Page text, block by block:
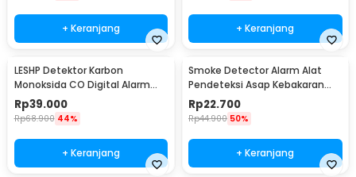
+ Keranjang + Keranjang
LESHP Detektor Karbon
Monoksida CO Digital Alarm
85dB Sensor Gas Rumah -
EN502
Rp39.000
Rp68.900 44%
+ Keranjang
Smoke Detector Alarm Alat
Pendeteksi Asap Kebakaran
85dB - SS-168
Rp22.700
Rp44.900 50%
+ Keranjang